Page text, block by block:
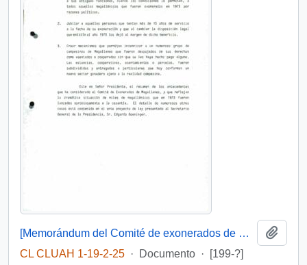
[Memorándum del Comité de exonerados de Magallanes]
CL CLUAH 1-19-2-25 · Documento ·
[199-?]